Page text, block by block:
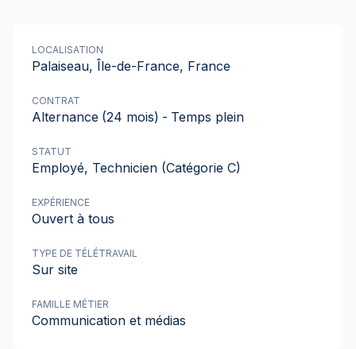
LOCALISATION
Palaiseau, Île-de-France, France
CONTRAT
Alternance (24 mois) - Temps plein
STATUT
Employé, Technicien (Catégorie C)
EXPÉRIENCE
Ouvert à tous
TYPE DE TÉLÉTRAVAIL
Sur site
FAMILLE MÉTIER
Communication et médias